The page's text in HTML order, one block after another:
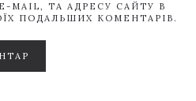
MAIL, ТА АДРЕСУ САЙТУ В
ПОДАЛЬШИХ КОМЕНТАРІВ.